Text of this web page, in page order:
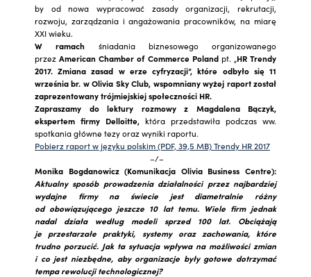
by od nowa wypracować zasady organizacji, rekrutacji,
rozwoju, zarządzania i angażowania pracowników, na miarę
XXI wieku.
W ramach śniadania biznesowego organizowanego
przezAmerican Chamber of Commerce Polandpt. „HR Trendy
2017. Zmiana zasad w erze cyfryzacji”, które odbyło się 11
września br. w Olivia Sky Club, wspomniany wyżej raport został
zaprezentowany trójmiejskiej społeczności HR.
Zapraszamy do lektury rozmowy z Magdalena Bączyk,
ekspertem firmy Delloitte, która przedstawiła podczas ww.
spotkania główne tezy oraz wyniki raportu.
Pobierz raport w języku polskim (PDF, 39,5 MB) Trendy HR 2017
–/–
Monika Bogdanowicz (Komunikacja Olivia Business Centre):
Aktualny sposób prowadzenia działalności przez najbardziej
wydajne firmy na świecie jest diametralnie różny
od obowiązującego jeszcze 10 lat temu. Wiele firm jednak
nadal działa według modeli sprzed 100 lat. Obciążają
je przestarzałe praktyki, systemy oraz zachowania, które
trudno porzucić. Jak ta sytuacja wpływa na możliwości zmian
i co jest niezbędne, aby organizacje były gotowe dotrzymać
tempa rewolucji technologicznej?